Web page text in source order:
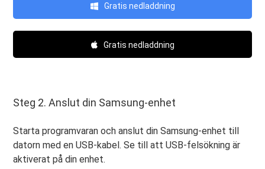
Gratis nedladdning
Gratis nedladdning
Steg 2. Anslut din Samsung-enhet
Starta programvaran och anslut din Samsung-enhet till
datorn med en USB-kabel. Se till att USB-felsökning är
aktiverat på din enhet.